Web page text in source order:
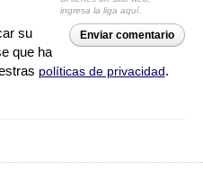
ingresa la liga aquí.
Enviar comentario
su
que ha
políticas de privacidad.